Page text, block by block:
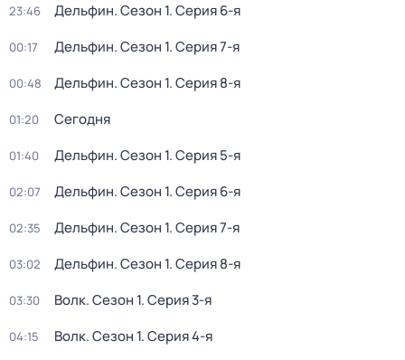
23:46 Дельфин. Сезон 1. Серия 6-я
00:17 Дельфин. Сезон 1. Серия 7-я
00:48 Дельфин. Сезон 1. Серия 8-я
01:20 Сегодня
01:40 Дельфин. Сезон 1. Серия 5-я
02:07 Дельфин. Сезон 1. Серия 6-я
02:35 Дельфин. Сезон 1. Серия 7-я
03:02 Дельфин. Сезон 1. Серия 8-я
03:30 Волк. Сезон 1. Серия 3-я
04:15 Волк. Сезон 1. Серия 4-я